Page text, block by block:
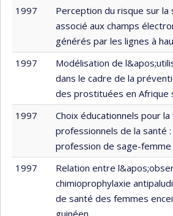
1997
Perception du risque sur la
associé aux champs
générés par les lignes à
1997
Modélisation de
dans le cadre de la
des prostituées en Afrique
1997
Choix éducationnels pour
professionnels de la santé :
profession de sage-femme
1997
Relation entre
chimioprophylaxie
de santé des femmes
guinéen